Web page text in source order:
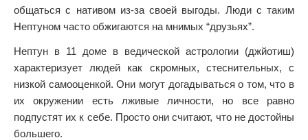
общаться с нативом из-за своей выгоды. Люди с таким
Нептуном часто обжигаются на мнимых “друзьях”.
Нептун в 11 доме в ведической астрологии (джйотиш)
характеризует людей как скромных, стеснительных, с
низкой самооценкой. Они могут догадываться о том, что в
их окружении есть лживые личности, но все равно
подпустят их к себе. Просто они считают, что не достойны
большего.